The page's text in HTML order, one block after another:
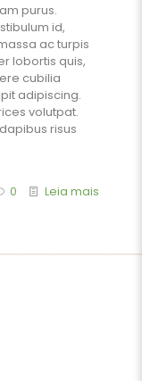
purus.
id,
ac turpis
lobortis quis,
cubilia
adipiscing.
volutpat.
risus
0 Leia mais